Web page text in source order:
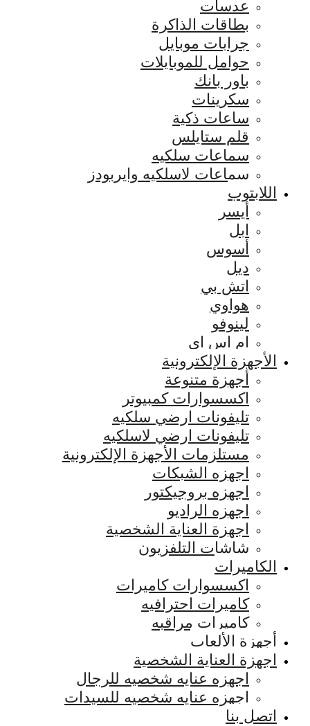
عدسات
بطاقات الذاكرة
جرابات موبايل
حوامل للموبايلات
باور بانك
سكرينات
ساعات ذكية
قلم ستايلس
سماعات سلكيه
سماعات لاسلكيه وايربودز
اللابتوب
أيسر
ابل
أسوس
ديل
اتش بي
هواوي
لينوفو
ام اس اي
الأجهزة الإلكترونية
أجهزة متنوعة
اكسسوارات كمبيوتر
تليفونات ارضي سلكيه
تليفونات ارضي لاسلكيه
مستلزمات الأجهزة الإلكترونية
اجهزه الشبكات
اجهزه بروجيكتور
اجهزه الراديو
اجهزة العناية الشخصية
شاشات التلفزيون
الكاميرات
اكسسوارات كاميرات
كاميرات احترافيه
كاميرات مراقبه
أجهزة الألعاب
اجهزة العناية الشخصية
اجهزه عنايه شخصيه للرجال
اجهزه عنايه شخصيه للسيدات
اتصل بنا